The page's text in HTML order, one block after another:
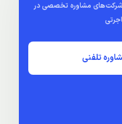
شرکت‌های مشاوره تخصصی در
تلفنی